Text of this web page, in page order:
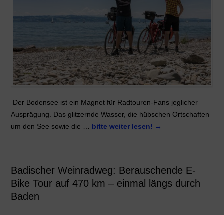
Der Bodensee ist ein Magnet für Radtouren-Fans jeglicher
Ausprägung. Das glitzernde Wasser, die hübschen Ortschaften
um den See sowie die … bitte weiter lesen! →
Badischer Weinradweg: Berauschende E-
Bike Tour auf 470 km – einmal längs durch
Baden